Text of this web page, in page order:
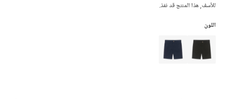
للأسف, هذا المنتج قد نفذ.
اللون